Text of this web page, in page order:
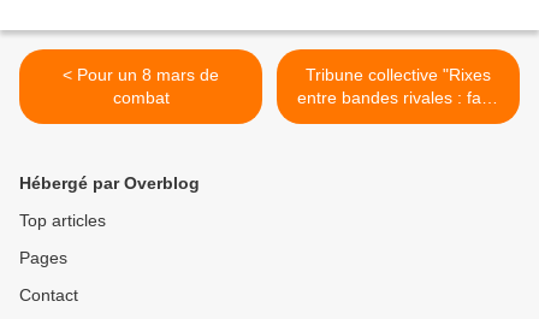
< Pour un 8 mars de
combat
Tribune collective "Rixes
entre bandes rivales : face
aux faits de violences entre
Hébergé par Overblog
Top articles
Pages
Contact